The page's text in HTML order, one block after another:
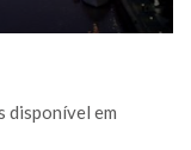
disponível em